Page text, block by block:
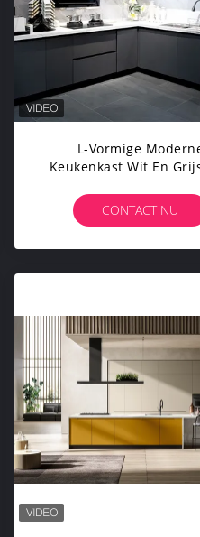
L-Vormige
Keukenkast Wit En
CONTACT NU